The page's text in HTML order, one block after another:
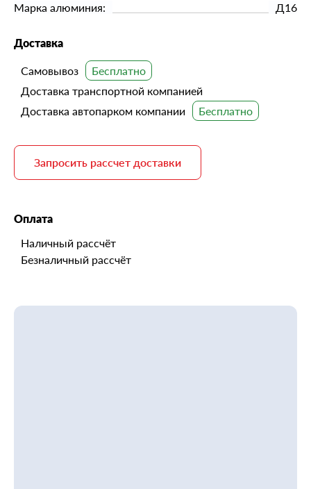
Марка алюминия:
Д16
Доставка
Самовывоз
Доставка транспортной компанией
Доставка автопарком компании
Запросить рассчет доставки
Оплата
Наличный рассчёт
Безналичный рассчёт